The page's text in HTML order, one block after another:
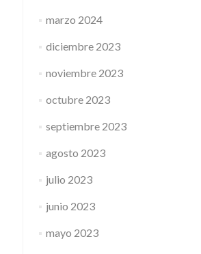
marzo 2024
diciembre 2023
noviembre 2023
octubre 2023
septiembre 2023
agosto 2023
julio 2023
junio 2023
mayo 2023